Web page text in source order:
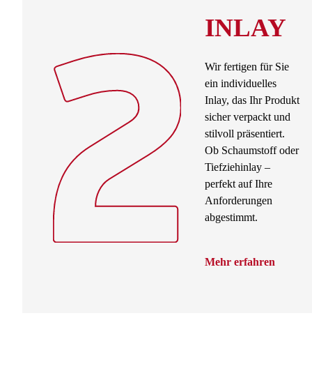
INLAY
Wir fertigen für Sie
ein individuelles
Inlay, das Ihr Produkt
sicher verpackt und
stilvoll präsentiert.
Ob Schaumstoff oder
Tiefziehinlay –
perfekt auf Ihre
Anforderungen
abgestimmt.
Mehr erfahren